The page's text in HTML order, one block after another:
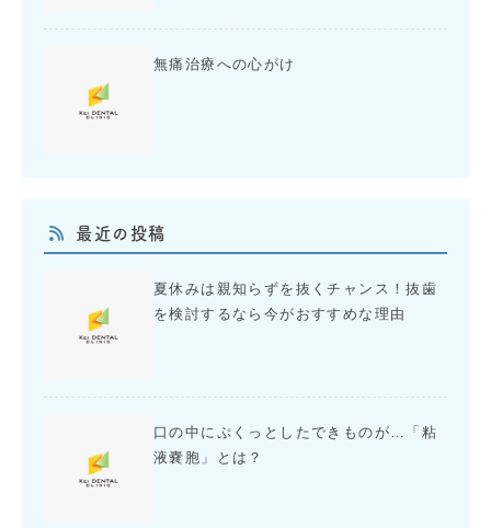
無痛治療への心がけ
最近の投稿
夏休みは親知らずを抜くチャンス！抜歯
を検討するなら今がおすすめな理由
口の中にぷくっとしたできものが…「粘
液嚢胞」とは？